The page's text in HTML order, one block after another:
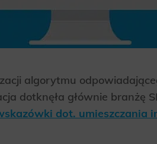
algorytmu
dotknęła głównie branżę
dot. umieszczania